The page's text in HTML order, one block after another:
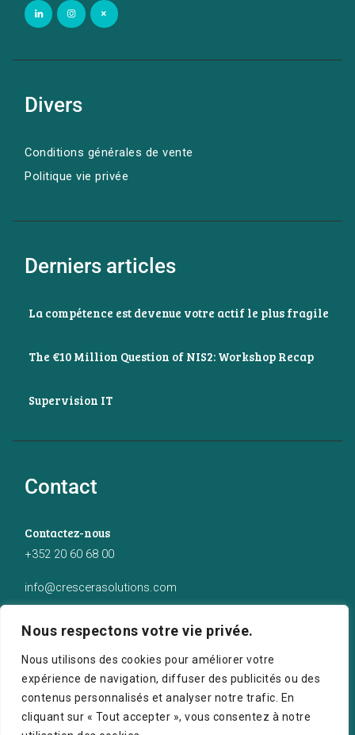
Nous respectons votre vie privée.
Nous utilisons des cookies pour améliorer votre
expérience de navigation, diffuser des publicités ou des
contenus personnalisés et analyser notre trafic. En
cliquant sur « Tout accepter », vous consentez à notre
Divers
Conditions générales de vente
Politique vie privée
Derniers articles
La compétence est devenue votre actif le plus fragile
The €10 Million Question of NIS2: Workshop Recap
Supervision IT
Contact
Contactez-nous
+352 20 60 68 00
info@crescerasolutions.com
50 route d’Esch (2ème étage), Luxembourg